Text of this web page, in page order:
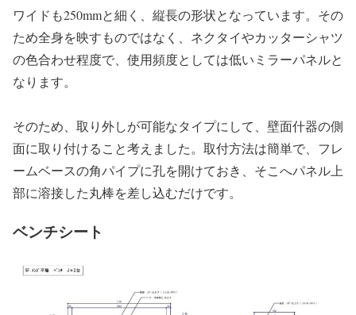
ワイドも250mmと細く、縦長の形状となっています。その
ため全身を映すものではなく、ネクタイやカッターシャツ
の色合わせ程度で、使用頻度としては低いミラーパネルと
なります。
そのため、取り外しが可能なタイプにして、壁面什器の側
面に取り付けること考えました。取付方法は簡単で、フレ
ームベースの角パイプに孔を開けておき、そこへパネル上
部に溶接した丸棒を差し込むだけです。
ベンチシート